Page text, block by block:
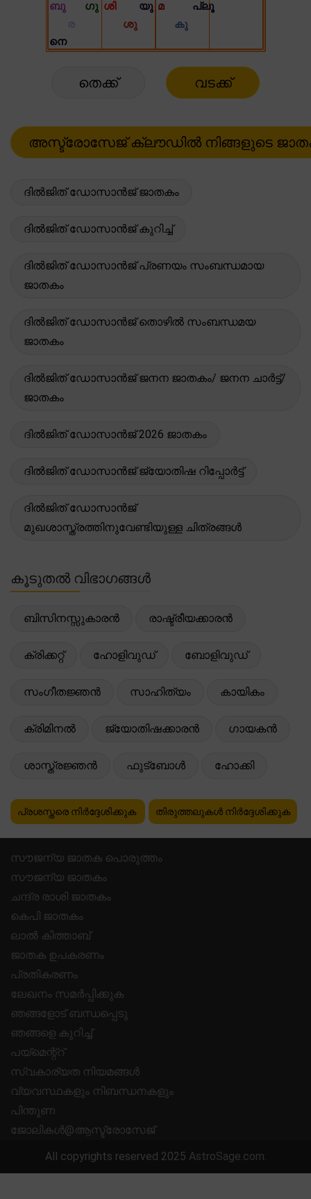
തെക്ക് വടക്ക്
ദിൽജിത് ഡോസാൻജ് ജാതകം
ദിൽജിത് ഡോസാൻജ് കുറിച്ച്
ദിൽജിത് ഡോസാൻജ് പ്രണയം സംബന്ധമായ
ജാതകം
ദിൽജിത് ഡോസാൻജ് തൊഴിൽ സംബന്ധമയ
ജാതകം
ദിൽജിത് ഡോസാൻജ് ജനന ജാതകം/ ജനന ചാർട്ട്/
ജാതകം
ദിൽജിത് ഡോസാൻജ് 2026 ജാതകം
ദിൽജിത് ഡോസാൻജ് ജ്യോതിഷ റിപ്പോർട്ട്
ദിൽജിത് ഡോസാൻജ്
മുഖശാസ്ത്രത്തിനുവേണ്ടിയുള്ള ചിത്രങ്ങൾ
കൂടുതൽ വിഭാഗങ്ങൾ
ബിസിനസ്സുകാരൻ രാഷ്ട്രീയക്കാരൻ
ക്രിക്കറ്റ് ഹോളിവുഡ് ബോളിവുഡ്
സംഗീതജ്ഞൻ സാഹിത്യം കായികം
ക്രിമിനൽ ജ്യോതിഷക്കാരൻ ഗായകൻ
ശാസ്ത്രജ്ഞൻ ഫുട്ബോൾ ഹോക്കി
പ്രശസ്തരെ നിർദ്ദേശിക്കുക തിരുത്തലുകൾ നിർദ്ദേശിക്കുക
സൗജന്യ ജാതക പൊരുത്തം
സൗജന്യ ജാതകം
ചന്ദ്ര രാശി ജാതകം
കെപി ജാതകം
ലാൽ കിത്താബ്
ജാതക ഉപകരണം
പ്രതികരണം
ലേഖനം സമർപ്പിക്കുക
ഞങ്ങളോട് ബന്ധപ്പെടു
ഞങ്ങളെ കുറിച്ച്
പയ്മെന്റ്റ്
സ്വകാര്യത നിയമങ്ങൾ
വ്യവസ്ഥകളും നിബന്ധനകളും
പിന്തുണ
ജോലികൾ@ആസ്ട്രോസേജ്
All copyrights reserved 2025 AstroSage.com.